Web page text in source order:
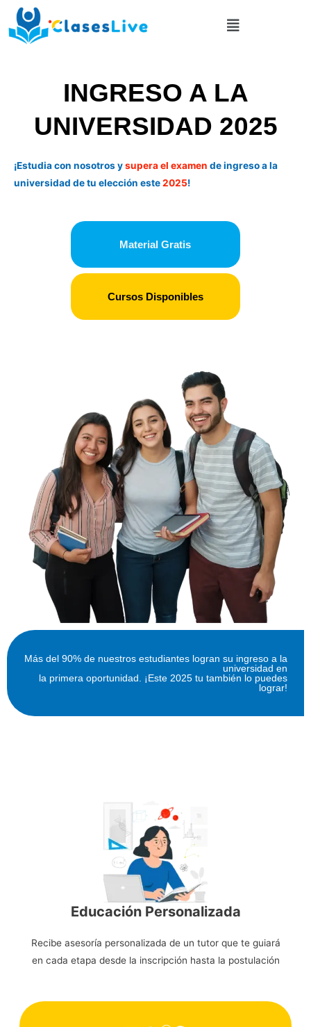
contenido
Menú
INGRESO A LA
UNIVERSIDAD 2025
¡Estudia con nosotros ysupera el examen de ingreso a la
universidad de tu elección este2025!
Material Gratis
Cursos Disponibles
Más del 90% de nuestros estudiantes logran su ingreso a la
universidad en
la primera oportunidad. ¡Este 2025 tu también lo puedes
lograr!
Educación Personalizada
Recibe asesoría personalizada de un tutor que te guiará
en cada etapa desde la inscripción hasta la postulación